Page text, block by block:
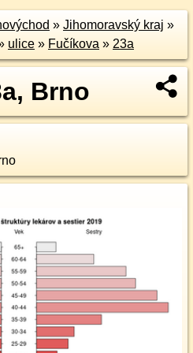
» Jihomoravský kraj »
ulice » Fučíkova » 23a
Brno